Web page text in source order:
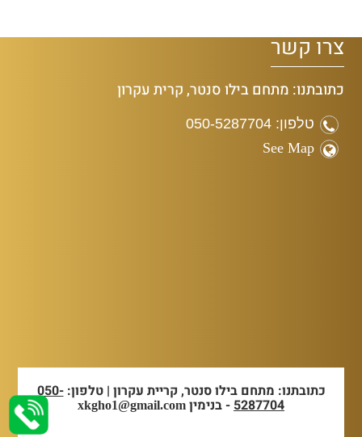
צרו קשר
כתובתנו: מתחם בילו סנטר, קרית עקרון
טלפון: 050-5287704
See Map
כתובתנו: מתחם בילו סנטר, קריית עקרון | טלפון:050-
5287704- בנימין xkgho1@gmail.com